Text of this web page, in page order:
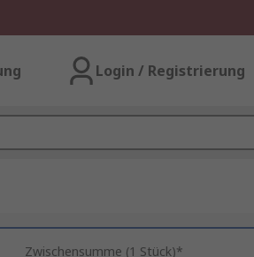
Login / Registrierung
Zwischensumme (1 Stück)*